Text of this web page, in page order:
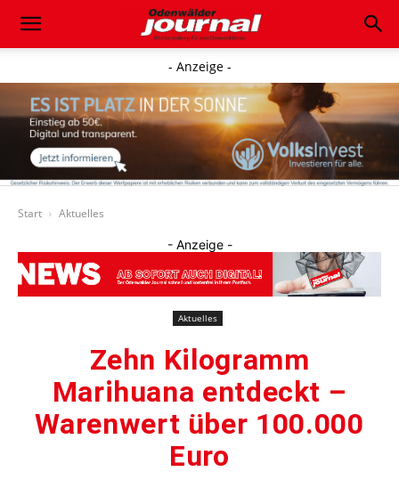
- Anzeige -
Start Aktuelles
- Anzeige -
Aktuelles
Zehn Kilogramm
Marihuana entdeckt –
Warenwert über 100.000
Euro